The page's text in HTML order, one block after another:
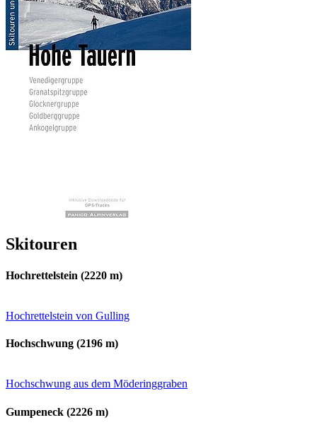
Skitouren
Hochrettelstein (2220 m)
Hochrettelstein von Gulling
Hochschwung (2196 m)
Hochschwung aus dem Möderinggraben
Gumpeneck (2226 m)